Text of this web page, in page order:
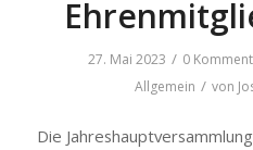
27. Mai 2023 / 0
Allgemein / von
Die